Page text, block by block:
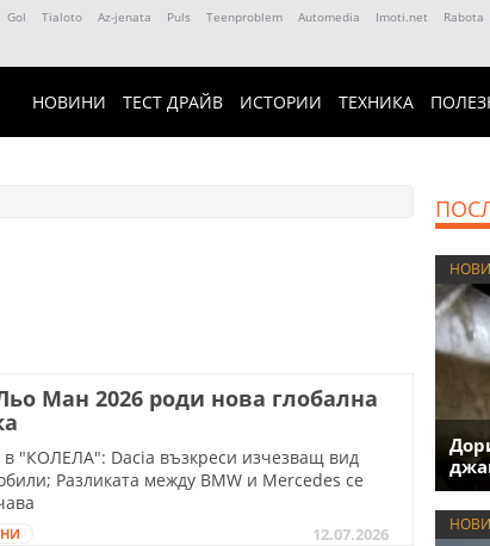
Gol Tialoto Az-jenata Puls Teenproblem Automedia Imoti.net Rabota
НОВИНИ ТЕСТ ДРАЙВ ИСТОРИИ ТЕХНИКА
Ман 2026 роди нова глобална
"КОЛЕЛА": Dacia възкреси изчезващ вид
Разликата между BMW и Mercedes се
12.07.2026